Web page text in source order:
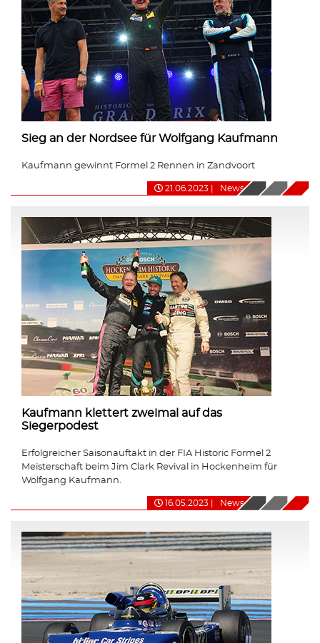
Sieg an der Nordsee für Wolfgang Kaufmann
Kaufmann gewinnt Formel 2 Rennen in Zandvoort
21.06.2023 News
Kaufmann klettert zweimal auf das
Siegerpodest
Erfolgreicher Saisonauftakt in der FIA Historic Formel 2
Meisterschaft beim Jim Clark Revival in Hockenheim für
Wolfgang Kaufmann.
16.05.2023 News